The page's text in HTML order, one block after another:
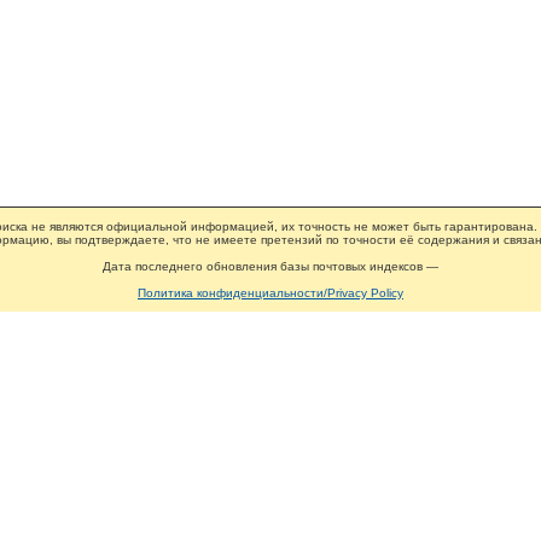
не являются официальной информацией, их точность не может быть гарантирована.
вы подтверждаете, что не имеете претензий по точности её содержания и
Дата последнего обновления базы почтовых индексов —
Политика конфиденциальности/Privacy Policy